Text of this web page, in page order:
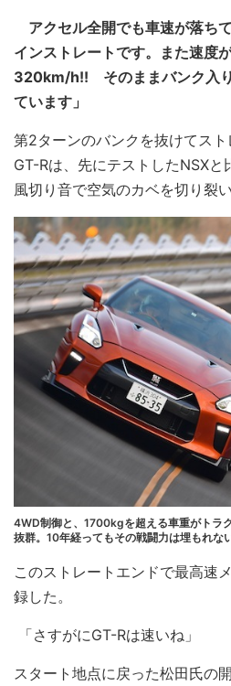
アクセル全開でも車速が落ち
インストレートです。また速度
320km/h!! そのままバンク入
ています」
第2ターンのバンクを抜けてス
GT-Rは、先にテストしたNSX
風切り音で空気のカベを切り裂い
4WD制御と、1700kgを超える車重がトラ
抜群。10年経ってもその戦闘力は埋もれな
このストレートエンドで最高速
録した。
「さすがにGT-Rは速いね」
スタート地点に戻った松田氏の開